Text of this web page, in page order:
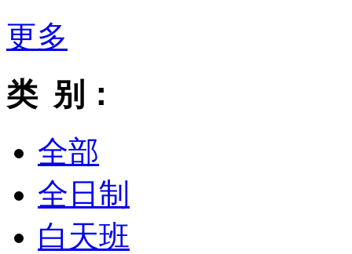
更多
类 别：
全部
全日制
白天班